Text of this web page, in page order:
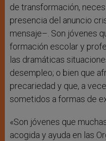
de transformación,
presencia del anuncio
mensaje–. Son jóvenes
formación escolar y
las dramáticas
desempleo; o bien que
precariedad y que, a
sometidos a formas de
«Son jóvenes que
acogida y ayuda en las